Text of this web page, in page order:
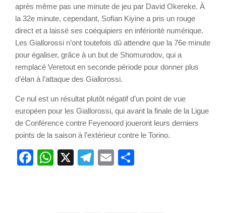
après même pas une minute de jeu par David Okereke. À
la 32e minute, cependant, Sofian Kiyine a pris un rouge
direct et a laissé ses coéquipiers en infériorité numérique.
Les Giallorossi n’ont toutefois dû attendre que la 76e minute
pour égaliser, grâce à un but de Shomurodov, qui a
remplacé Veretout en seconde période pour donner plus
d’élan à l’attaque des Giallorossi.
Ce nul est un résultat plutôt négatif d’un point de vue
européen pour les Giallorossi, qui avant la finale de la Ligue
de Conférence contre Feyenoord joueront leurs derniers
points de la saison à l’extérieur contre le Torino.
Facebook
WhatsApp
X Telegram
Email